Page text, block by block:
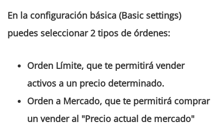
En la configuración básica (Basic settings)
puedes seleccionar 2 tipos de órdenes:
Orden Límite, que te permitirá vender
activos a un precio determinado.
Orden a Mercado, que te permitirá comprar
un vender al "Precio actual de mercado"